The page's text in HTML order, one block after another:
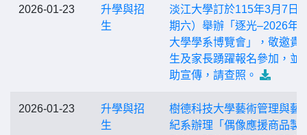
2026-01-23
升學與招
生
淡江大學訂於115年3月7日
期六）舉辦「逐光–2026年
大學學系博覽會」，敬邀貴
生及家長踴躍報名參加，並
助宣傳，請查照。
2026-01-23
升學與招
生
樹德科技大學藝術管理與藝
紀系辦理「偶像應援商品製